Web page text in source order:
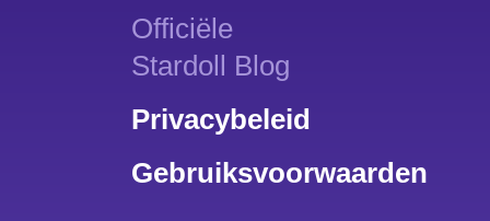
Officiële
Stardoll Blog
Privacybeleid
Gebruiksvoorwaarden